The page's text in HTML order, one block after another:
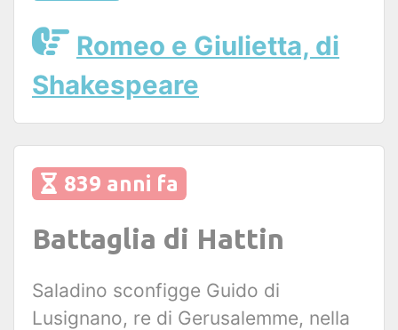
Romeo e Giulietta, di
Shakespeare
839 anni fa
Battaglia di Hattin
Saladino sconfigge Guido di
Lusignano, re di Gerusalemme, nella